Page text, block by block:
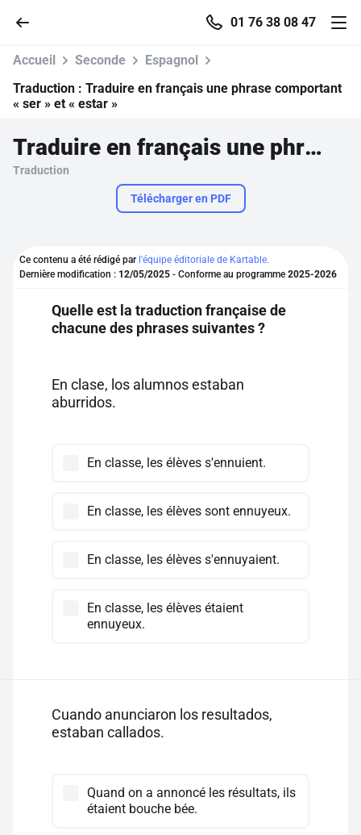
01 76 38 08 47
Parcourir
Se connecter
S'inscrire gratuitement
Accueil Seconde
Espagnol
Traduction : Traduire en français une phrase comportant
« ser » et « estar »
Traduire en français une phrase comportant « ser » et « estar »
Traduction
Télécharger en PDF
Ce contenu a été rédigé par l'équipe éditoriale de Kartable.
Dernière modification : 12/05/2025 - Conforme au programme 2025-2026
Quelle est la traduction française de
chacune des phrases suivantes ?
En clase, los alumnos estaban
aburridos.
En classe, les élèves s'ennuient.
En classe, les élèves sont ennuyeux.
En classe, les élèves s'ennuyaient.
En classe, les élèves étaient
ennuyeux.
Cuando anunciaron los resultados,
estaban callados.
Quand on a annoncé les résultats, ils
étaient bouche bée.